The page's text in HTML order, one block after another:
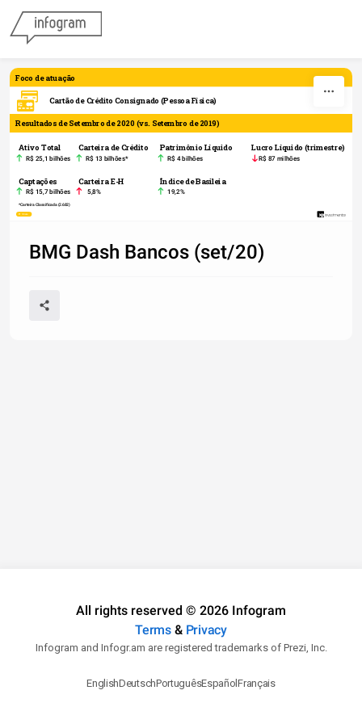
Foco de atuação
Cartão de Crédito Consignado (Pessoa Física)
Resultados de Setembro de 2020 (vs. Setembro de 2019)
Ativo Total Carteira de Crédito Patrimônio Líquido Lucro Líquido (trimestre)
R$ 25,1 bilhões R$ 13 bilhões* R$ 4 bilhões R$ 87 milhões
Captações Carteira E-H Índice de Basileia
R$ 15,7 bilhões 5,8% 19,2%
*Carteira Classificada (2.682)
Share
BMG Dash Bancos (set/20)
All rights reserved © 2026 Infogram
Terms& Privacy
Infogram and Infogr.am are registered trademarks of Prezi, Inc.
EnglishDeutschPortuguêsEspañolFrançais